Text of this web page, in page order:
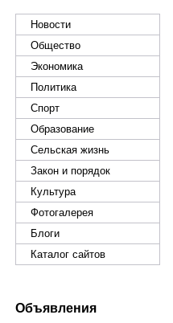
Новости
Общество
Экономика
Политика
Спорт
Образование
Сельская жизнь
Закон и порядок
Культура
Фотогалерея
Блоги
Каталог сайтов
Объявления